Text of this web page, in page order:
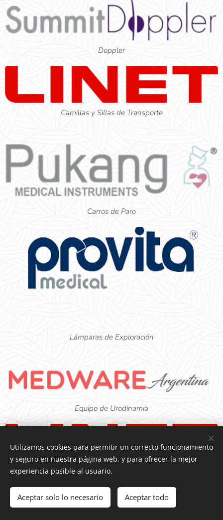
Doppler
Camillas y Sillas de Transporte
Carros de Paro
Lámparas de Exploración
Equipo de Urodinamia
Sillas de Examinación Ginecológica
Utilizamos cookies para permitir un correcto funcionamiento
y seguro en nuestra página web, y para ofrecer la mejor
experiencia posible al usuario.
Aceptar solo lo necesario Aceptar todo